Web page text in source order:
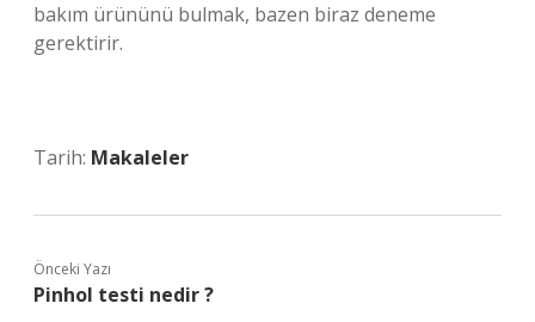
bakım ürününü bulmak, bazen biraz deneme
gerektirir.
Tarih: Makaleler
Önceki Yazı
Pinhol testi nedir ?